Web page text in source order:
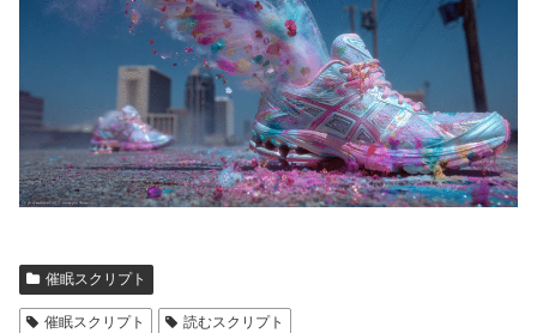
催眠スクリプト
催眠スクリプト 読むスクリプト